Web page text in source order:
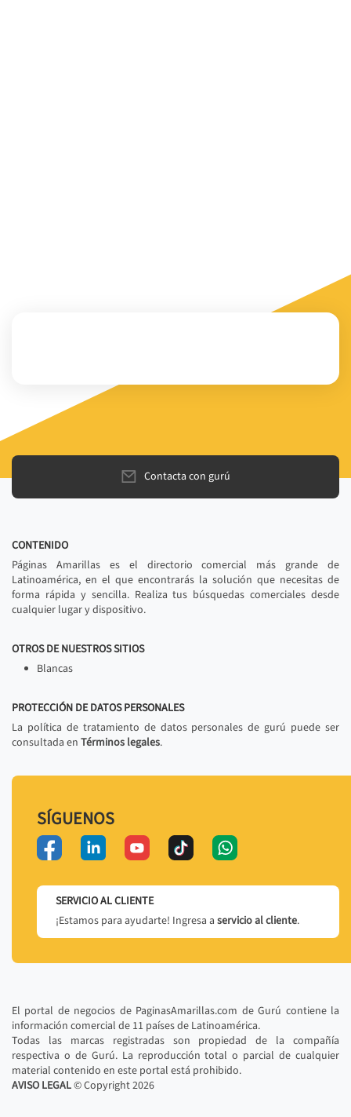
Contacta con gurú
CONTENIDO
Páginas Amarillas es el directorio comercial más grande de
Latinoamérica, en el que encontrarás la solución que necesitas de
forma rápida y sencilla. Realiza tus búsquedas comerciales desde
cualquier lugar y dispositivo.
OTROS DE NUESTROS SITIOS
Blancas
PROTECCIÓN DE DATOS PERSONALES
La política de tratamiento de datos personales de gurú puede ser
consultada en Términos legales.
SÍGUENOS
SERVICIO AL CLIENTE
¡Estamos para ayudarte! Ingresa a servicio al cliente.
El portal de negocios de PaginasAmarillas.com de Gurú contiene la
información comercial de 11 países de Latinoamérica.
Todas las marcas registradas son propiedad de la compañía
respectiva o de Gurú. La reproducción total o parcial de cualquier
material contenido en este portal está prohibido.
AVISO LEGAL© Copyright2026